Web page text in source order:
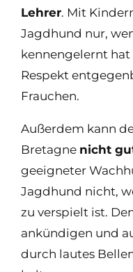
Lehrer. Mit
Jagdhund nur,
kennengelernt hat
Respekt
Frauchen.
Außerdem kann
Bretagne nicht
geeigneter
Jagdhund nicht,
zu verspielt ist.
ankündigen und
durch lautes